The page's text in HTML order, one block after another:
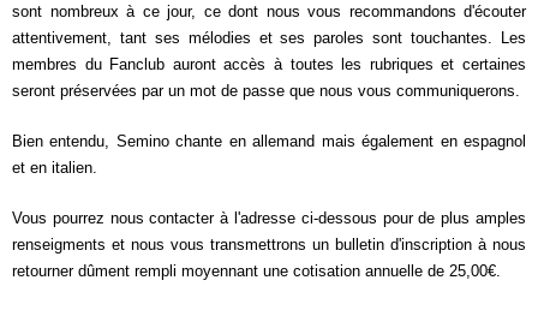
sont nombreux à ce jour, ce dont nous vous recommandons d'écouter
attentivement, tant ses mélodies et ses paroles sont touchantes. Les
membres du Fanclub auront accès à toutes les rubriques et certaines
seront préservées par un mot de passe que nous vous communiquerons.
Bien entendu, Semino chante en allemand mais également en espagnol
et en italien.
Vous pourrez nous contacter à l'adresse ci-dessous pour de plus amples
renseigments et nous vous transmettrons un bulletin d'inscription à nous
retourner dûment rempli moyennant une cotisation annuelle de 25,00€.